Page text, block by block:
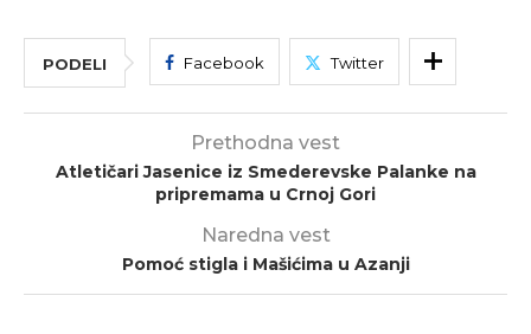
PODELI Facebook Twitter
Prethodna vest
Atletičari Jasenice iz Smederevske Palanke na
pripremama u Crnoj Gori
Naredna vest
Pomoć stigla i Mašićima u Azanji